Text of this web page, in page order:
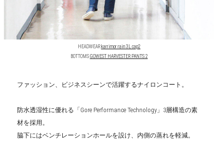
HEADWEARkarrimor rain 3L cap2
BOTTOMSGOWEST HARVESTER PANTS 2
ファッション、ビジネスシーンで活躍するナイロンコート。
防水透湿性に優れる「Gore Performance Technology」3層構造の素
材を採用。
脇下にはベンチレーションホールを設け、内側の蒸れを軽減。